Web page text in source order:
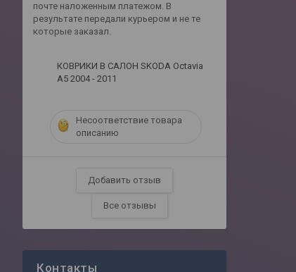
почте наложенным платежом. В
результате передали курьером и не те
которые заказал.
КОВРИКИ В САЛОН SKODA Octavia
A5 2004 - 2011
Несоответствие товара
описанию
Добавить отзыв
Все отзывы